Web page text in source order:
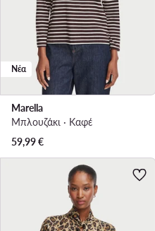
Νέα
Marella
Μπλουζάκι · Καφέ
59,99€